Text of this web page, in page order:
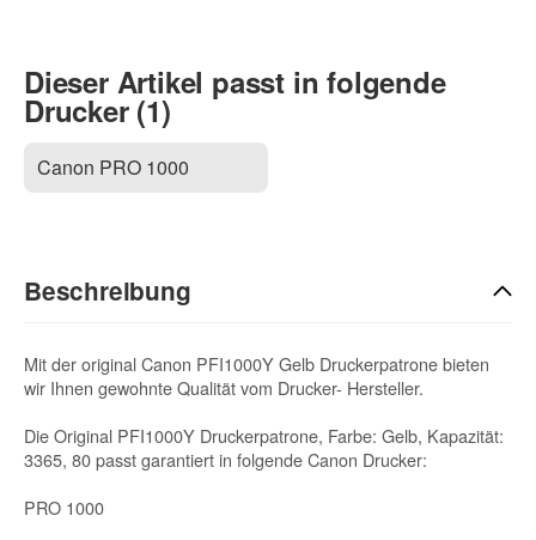
Dieser Artikel passt in folgende
Drucker (1)
Canon PRO 1000
Beschreibung
Mit der original Canon PFI1000Y Gelb Druckerpatrone bieten
wir Ihnen gewohnte Qualität vom Drucker- Hersteller.
Die Original PFI1000Y Druckerpatrone, Farbe: Gelb, Kapazität:
3365, 80 passt garantiert in folgende Canon Drucker:
PRO 1000